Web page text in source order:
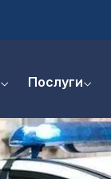
Послуги